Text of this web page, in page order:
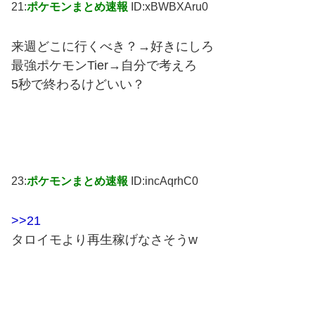
21:ポケモンまとめ速報 ID:xBWBXAru0
来週どこに行くべき？→好きにしろ
最強ポケモンTier→自分で考えろ
5秒で終わるけどいい？
23:ポケモンまとめ速報 ID:incAqrhC0
>>21
タロイモより再生稼げなさそうw